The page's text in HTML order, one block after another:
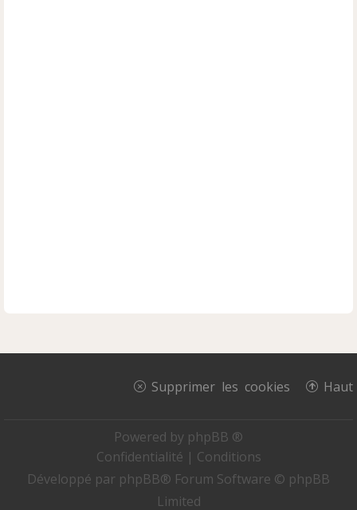
Haut
Supprimer les cookies
Powered by phpBB ®
Confidentialité | Conditions
Développé par phpBB® Forum Software © phpBB
Limited